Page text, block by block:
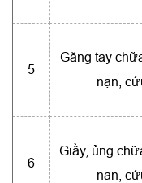
5
Găng tay
nạn,
6
Giầy, ủng
nạn,